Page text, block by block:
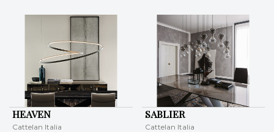
HEAVEN
Cattelan Italia
SABLIER
Cattelan Italia
KERESÉS